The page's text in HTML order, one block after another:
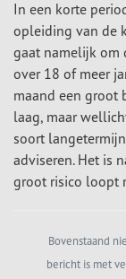
In een korte
opleiding van de
gaat namelijk om
over 18 of meer
maand een groot
laag, maar
soort
adviseren. Het is
groot risico loopt
Bovenstaand
bericht is met